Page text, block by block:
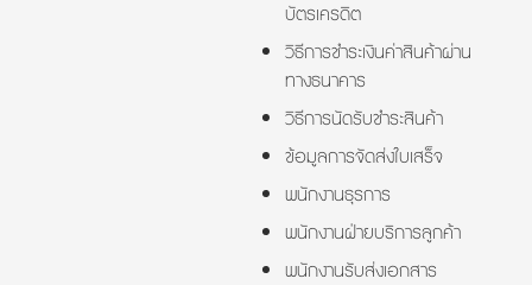
บัตรเครดิต
วิธีการชำระเงินค่าสินค้าผ่าน
ทางธนาคาร
วิธีการนัดรับชำระสินค้า
ข้อมูลการจัดส่งใบเสร็จ
พนักงานธุรการ
พนักงานฝ่ายบริการลูกค้า
พนักงานรับส่งเอกสาร